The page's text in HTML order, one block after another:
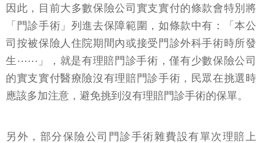
因此，目前大多數保險公司實支實付的條款會特別將
「門診手術」列進去保障範圍，如條款中有：「本公
司按被保險人住院期間內或接受門診外科手術時所發
生⋯⋯」，就是有理賠門診手術，僅有少數保險公司
的實支實付醫療險沒有理賠門診手術，民眾在挑選時
應該多加注意，避免挑到沒有理賠門診手術的保單。
另外，部分保險公司門診手術雜費設有單次理賠上